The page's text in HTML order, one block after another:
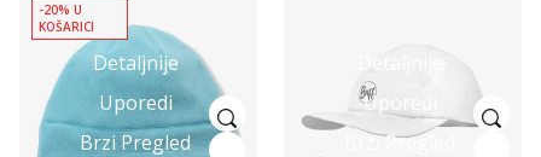
Detaljnije
Uporedi
Brzi Pregled
-20% U
KOŠARICI
Uporedi
Brzi Pregled